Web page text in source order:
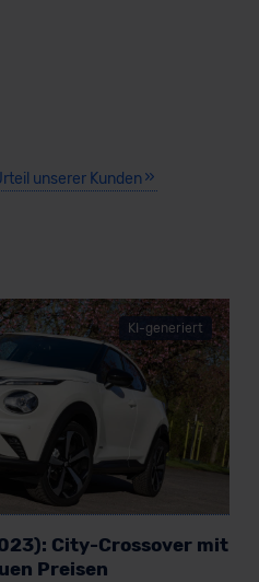
unserer Kunden
KI-generiert
City-Crossover mit
Preisen